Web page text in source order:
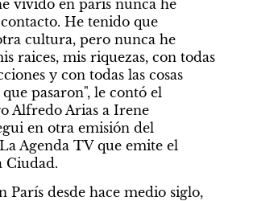
vivido en paris nunca he
He tenido que
cultura, pero nunca he
raices, mis riquezas, con todas
y con todas las cosas
pasaron", le contó el
Alfredo Arias a Irene
en otra emisión del
Agenda TV que emite el
Ciudad.
París desde hace medio siglo,